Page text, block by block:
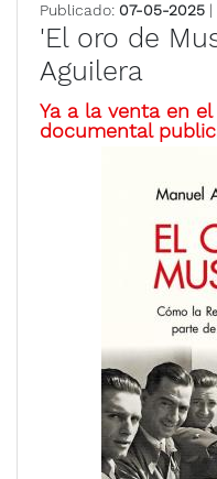
Publicado: 07-05-2025 |
'El oro de
Aguilera
Ya a la venta en
documental